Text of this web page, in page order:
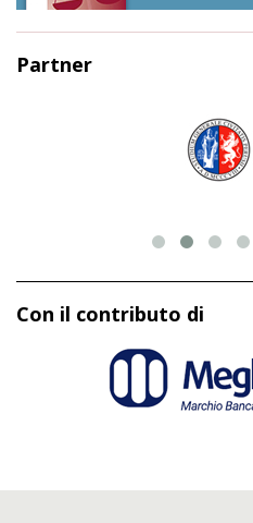
Partner
Con il contributo di